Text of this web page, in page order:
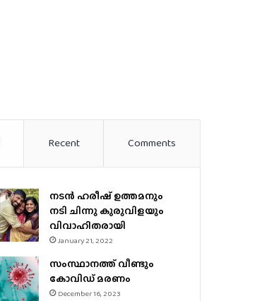
Recent Comments
നടന്‍ ഹരീഷ് ഉത്തമനും
നടി ചിന്നു കുരുവിളയും
വിവാഹിതരായി
January 21, 2022
സംസ്ഥാനത്ത് വീണ്ടും
കോവിഡ് മരണം
December 16, 2023